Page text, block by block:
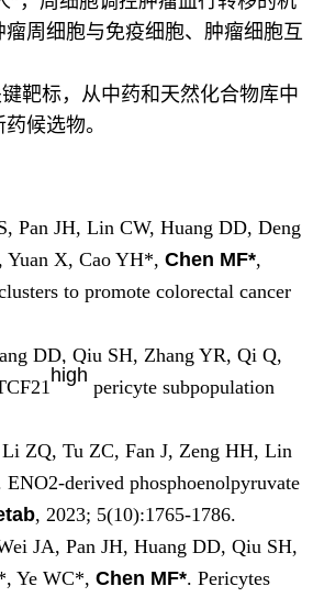
周细胞与免疫细胞、肿瘤细胞互
靶标，从中药和天然化合物库中
候选物。
Pan JH, Lin CW, Huang DD, Deng
Yuan X, Cao YH*,Chen MF*,
to promote colorectal cancer
DD, Qiu SH, Zhang YR, Qi Q,
high
pericyte subpopulation
ZQ, Tu ZC, Fan J, Zeng HH, Lin
derived phosphoenolpyruvate
, 2023; 5(10):1765-1786.
JA, Pan JH, Huang DD, Qiu SH,
Ye WC*,Chen MF*. Pericytes